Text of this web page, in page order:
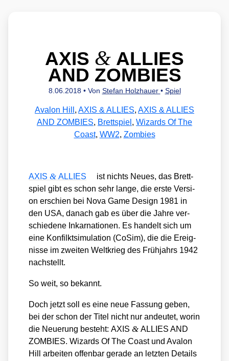
AXIS & ALLIES
AND ZOMBIES
8.06.2018 • Von Stefan Holzhauer • Spiel
Avalon Hill , AXIS & ALLIES, AXIS & ALLIES
AND ZOMBIES, Brettspiel , Wizards Of The
Coast, WW2, Zombies
AXIS& ALLIES
ist nichts Neu­es, das Brett­
spiel gibt es schon sehr lan­ge, die ers­te Ver­si­
on erschien bei Nova Game Design 1981 in
den USA, danach gab es über die Jah­re ver­
schie­de­ne Inkar­na­tio­nen. Es han­delt sich um
eine Kon­filkt­si­mu­la­ti­on (CoSim), die die Ereig­
nis­se im zwei­ten Welt­krieg des Früh­jahrs 1942
nach­stellt.
So weit, so bekannt.
Doch jetzt soll es eine neue Fas­sung geben,
bei der schon der Titel nicht nur andeu­tet, wor­in
die Neue­rung besteht: AXIS& ALLIES AND
ZOMBIES. Wizards Of The Coast und Ava­lon
Hill arbei­ten offen­bar gera­de an letz­ten Details